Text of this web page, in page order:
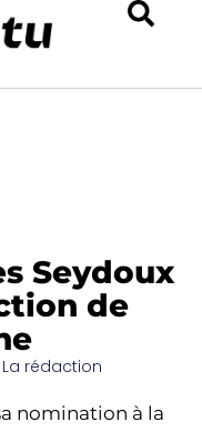
Seydoux
de
La rédaction
nomination à la